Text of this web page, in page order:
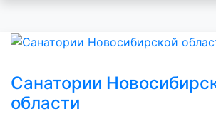
Санатории
области